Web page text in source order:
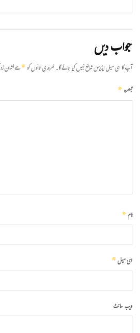
جواب دیں
آپ کا ای میل ایڈریس شائع نہیں کیا جائے گا۔ضروری خانوں کو*سے نشان
تبصرہ*
نام*
ای میل*
ویب‌ سائٹ